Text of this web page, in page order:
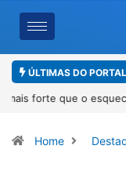
ÚLTIMAS DO PORTAL
4º Fliparacatu tem
Home